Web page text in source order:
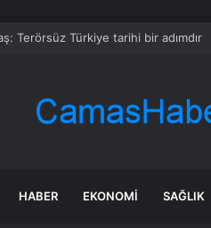
Terörsüz Türkiye tarihi bir adımdır
HABER EKONOMI SAĞLIK